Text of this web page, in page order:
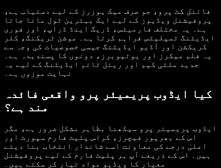
فائنل کٹ پرو، جو صرف میک یوزرز کے لیے دستیاب ہے،
پروفیشنل ویڈیوز کے لیے ایک بہترین ٹول مانا جاتا
ہے۔ یہ مختلف فارمیٹس، ڈریگ اینڈ ڈراپ، اور فوری
ایڈیٹنگ ٹمپلیٹس فراہم کرتا ہے۔ موشن ٹریکنگ، کلر
کریکشن اور آڈیو ایڈیٹنگ جیسی خصوصیات کی وجہ سے
یہ فلم میکرز اور یوٹیوبرز، دونوں کا پسندیدہ ہے۔
جدید ملٹی کیم اور ریئل ٹائم ایڈیٹنگ کے لیے یہ
نہایت موزوں ہے۔
کیا ایڈوب پریمیئر پرو واقعی فائدہ
مند ہے؟
ایڈوب پریمیئر پرو سیکھنا بظاہر مشکل ضرور ہے، مگر
اس کے بھرپور فیچرز، کراس پلیٹ فارم سپورٹ اور
اعلیٰ درجے کی معاونت اسے شاندار انتخاب بنا دیتے
ہیں۔ اس کے ذریعے آپ ہر پلیٹ فارم کے لیے پروفیشنل
معیار کا ویڈیو مواد تیار کر سکتے ہیں۔